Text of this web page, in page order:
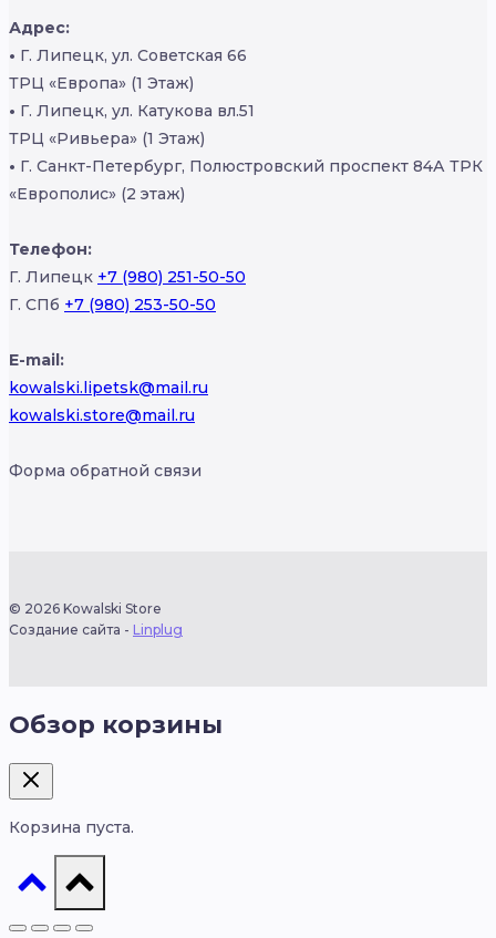
Адрес:
• Г. Липецк, ул. Советская 66
ТРЦ «Европа» (1 Этаж)
• Г. Липецк, ул. Катукова вл.51
ТРЦ «Ривьера» (1 Этаж)
• Г. Санкт-Петербург, Полюстровский проспект 84А ТРК
«Европолис» (2 этаж)
Телефон:
Г. Липецк +7 (980) 251-50-50
Г. СПб +7 (980) 253-50-50
E-mail:
kowalski.lipetsk@mail.ru
kowalski.store@mail.ru
Форма обратной связи
© 2026 Kowalski Store
Создание сайта - Linplug
Обзор корзины
Корзина пуста.